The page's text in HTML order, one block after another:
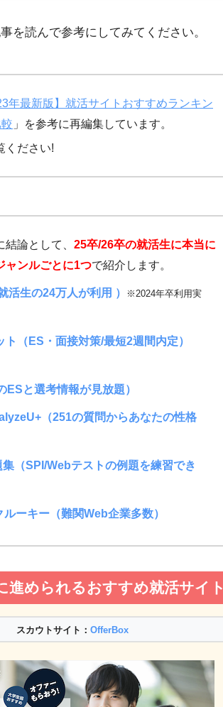
を読んで参考にしてみてください。
年最新版】就活サイトおすすめランキン
」を参考に再編集しています。
ください!
論として、 25卒/26卒の就活生に本当に
ャンルごとに1つで紹介します。
活生の24万人が利用 ）
※2024年卒利用実
ト（ES・面接対策/最短2週間内定）
と選考情報が見放題）
（251の質問からあなたの性格
（SPI/Webテストの例題を練習でき
ルーキー（難関Web企業多数）
進められるおすすめ就活サイト
スカウトサイト： OfferBox